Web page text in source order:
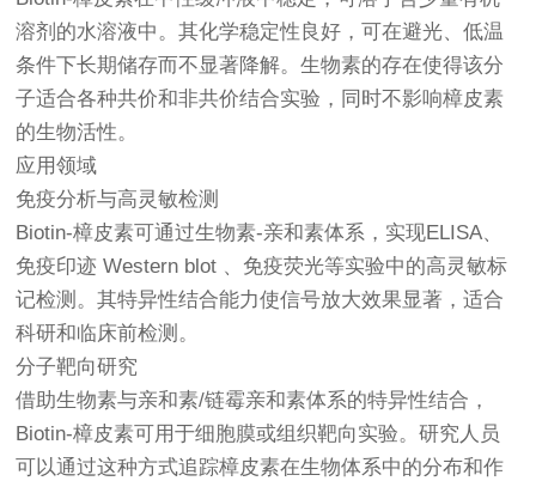
溶剂的水溶液中。其化学稳定性良好，可在避光、低温
条件下长期储存而不显著降解。生物素的存在使得该分
子适合各种共价和非共价结合实验，同时不影响樟皮素
的生物活性。
应用领域
免疫分析与高灵敏检测
Biotin-樟皮素可通过生物素-亲和素体系，实现ELISA、
免疫印迹 Western blot 、免疫荧光等实验中的高灵敏标
记检测。其特异性结合能力使信号放大效果显著，适合
科研和临床前检测。
分子靶向研究
借助生物素与亲和素/链霉亲和素体系的特异性结合，
Biotin-樟皮素可用于细胞膜或组织靶向实验。研究人员
可以通过这种方式追踪樟皮素在生物体系中的分布和作